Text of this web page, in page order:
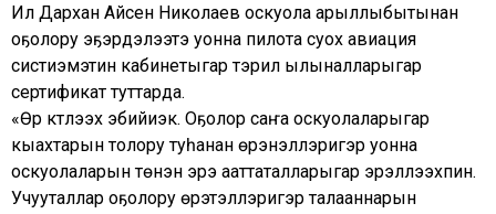
Ил Дархан Айсен Николаев оскуола арыллыбытынан
оҕолору эҕэрдэлээтэ уонна пилота суох авиация
систиэмэтин кабинетыгар тэрил ылыналларыгар
сертификат туттарда.
«Өр күүтүүлээх эбийиэк. Оҕолор саҥа оскуолаларыгар
кыахтарын толору туһанан үөрэнэллэригэр уонна
оскуолаларын үтүөнэн эрэ ааттаталларыгар эрэллээхпин.
Учууталлар оҕолору үөрэтэллэригэр талааннарын